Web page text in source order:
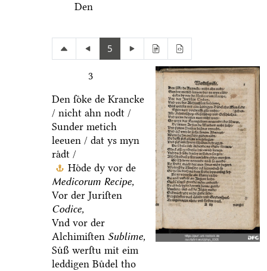
Den
5
3
Den ſoͤke de Krancke
/ nicht ahn nodt /
Sunder metich
leeuen / dat ys myn
raͤdt /
Hoͤde dy vor de
Medicorum Recipe,
Vor der Juriſten
Codice,
Vnd vor der
Alchimiſten Sublime,
Suͤß werſtu mit eim
leddigen Buͤdel tho